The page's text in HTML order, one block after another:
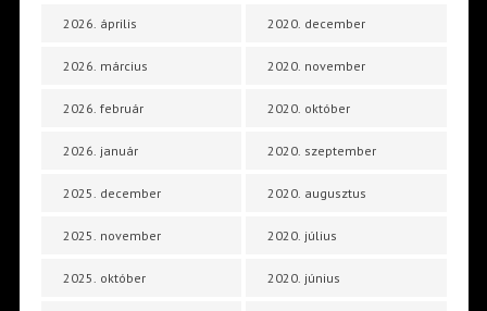
2026. április
2026. március
2026. február
2026. január
2025. december
2025. november
2025. október
2020. december
2020. november
2020. október
2020. szeptember
2020. augusztus
2020. július
2020. június